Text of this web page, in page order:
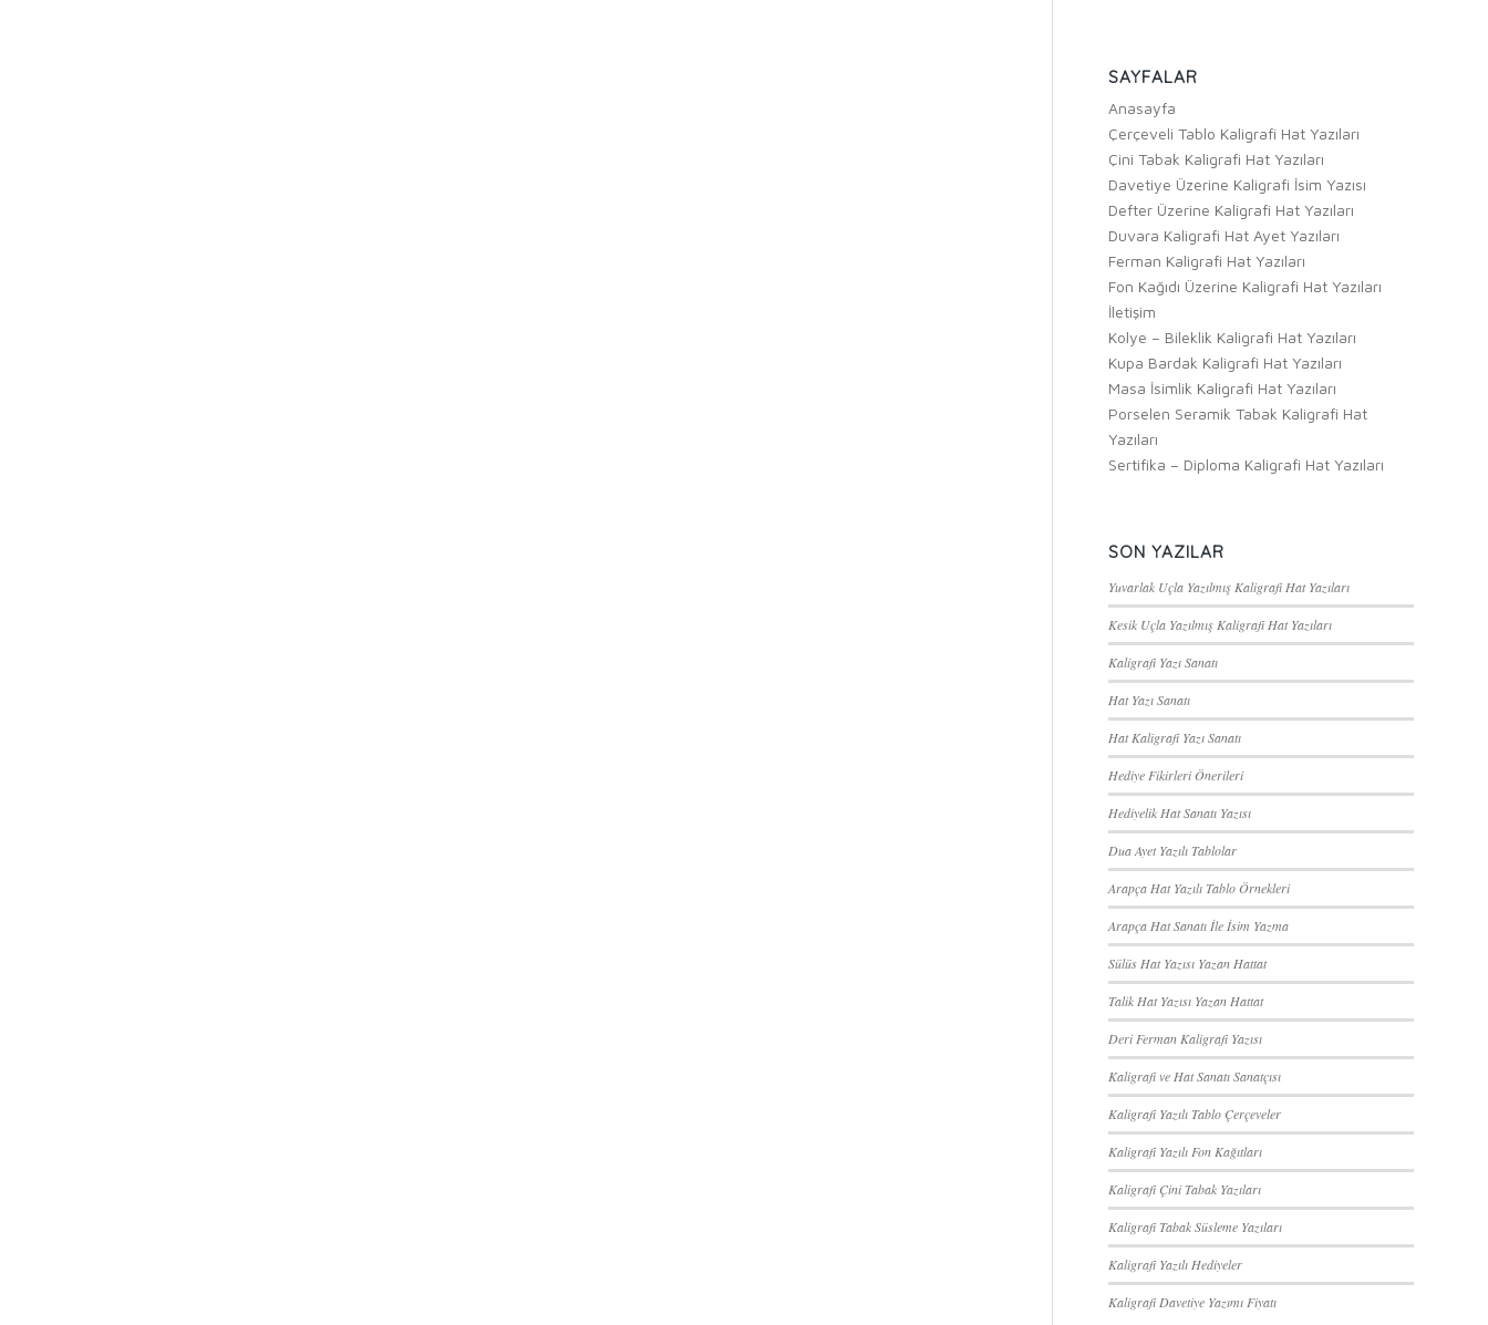
SAYFALAR
Anasayfa
Çerçeveli Tablo Kaligrafi Hat Yazıları
Çini Tabak Kaligrafi Hat Yazıları
Davetiye Üzerine Kaligrafi İsim Yazısı
Defter Üzerine Kaligrafi Hat Yazıları
Duvara Kaligrafi Hat Ayet Yazıları
Ferman Kaligrafi Hat Yazıları
Fon Kağıdı Üzerine Kaligrafi Hat Yazıları
İletişim
Kolye – Bileklik Kaligrafi Hat Yazıları
Kupa Bardak Kaligrafi Hat Yazıları
Masa İsimlik Kaligrafi Hat Yazıları
Porselen Seramik Tabak Kaligrafi Hat
Yazıları
Sertifika – Diploma Kaligrafi Hat Yazıları
SON YAZILAR
Yuvarlak Uçla Yazılmış Kaligrafi Hat Yazıları
Kesik Uçla Yazılmış Kaligrafi Hat Yazıları
Kaligrafi Yazı Sanatı
Hat Yazı Sanatı
Hat Kaligrafi Yazı Sanatı
Hediye Fikirleri Önerileri
Hediyelik Hat Sanatı Yazısı
Dua Ayet Yazılı Tablolar
Arapça Hat Yazılı Tablo Örnekleri
Arapça Hat Sanatı İle İsim Yazma
Sülüs Hat Yazısı Yazan Hattat
Talik Hat Yazısı Yazan Hattat
Deri Ferman Kaligrafi Yazısı
Kaligrafi ve Hat Sanatı Sanatçısı
Kaligrafi Yazılı Tablo Çerçeveler
Kaligrafi Yazılı Fon Kağıtları
Kaligrafi Çini Tabak Yazıları
Kaligrafi Tabak Süsleme Yazıları
Kaligrafi Yazılı Hediyeler
Kaligrafi Davetiye Yazımı Fiyatı